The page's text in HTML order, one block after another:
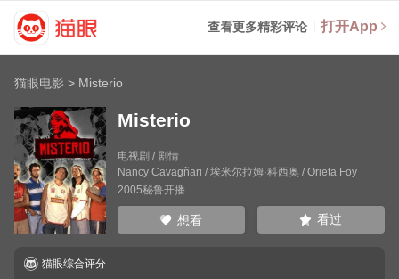
查看更多精彩评论 打开App
猫眼电影 > Misterio
Misterio
电视剧 / 剧情
Nancy Cavagñari / 埃米尔拉姆·科西奥 / Orieta Foy
2005秘鲁开播
想看 看过
猫眼综合评分